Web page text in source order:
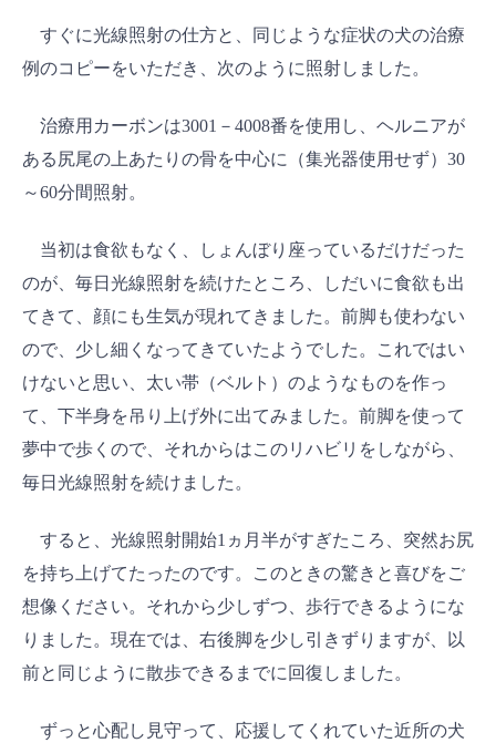
すぐに光線照射の仕方と、同じような症状の犬の治療
例のコピーをいただき、次のように照射しました。
治療用カーボンは3001－4008番を使用し、ヘルニアが
ある尻尾の上あたりの骨を中心に（集光器使用せず）30
～60分間照射。
当初は食欲もなく、しょんぼり座っているだけだった
のが、毎日光線照射を続けたところ、しだいに食欲も出
てきて、顔にも生気が現れてきました。前脚も使わない
ので、少し細くなってきていたようでした。これではい
けないと思い、太い帯（ベルト）のようなものを作っ
て、下半身を吊り上げ外に出てみました。前脚を使って
夢中で歩くので、それからはこのリハビリをしながら、
毎日光線照射を続けました。
すると、光線照射開始1ヵ月半がすぎたころ、突然お尻
を持ち上げてたったのです。このときの驚きと喜びをご
想像ください。それから少しずつ、歩行できるようにな
りました。現在では、右後脚を少し引きずりますが、以
前と同じように散歩できるまでに回復しました。
ずっと心配し見守って、応援してくれていた近所の犬